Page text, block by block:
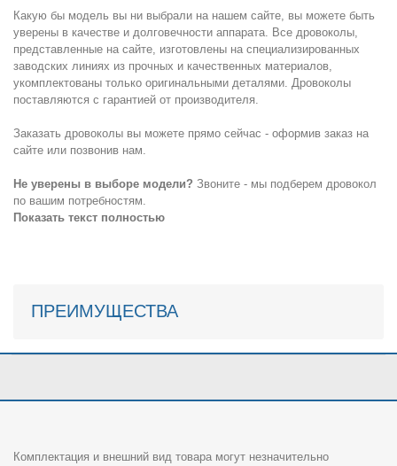
Какую бы модель вы ни выбрали на нашем сайте, вы можете быть
уверены в качестве и долговечности аппарата. Все дровоколы,
представленные на сайте, изготовлены на специализированных
заводских линиях из прочных и качественных материалов,
укомплектованы только оригинальными деталями. Дровоколы
поставляются с гарантией от производителя.
Заказать дровоколы вы можете прямо сейчас - оформив заказ на
сайте или позвонив нам.
Не уверены в выборе модели? Звоните - мы подберем дровокол
по вашим потребностям.
Показать текст полностью
ПРЕИМУЩЕСТВА
Комплектация и внешний вид товара могут незначительно